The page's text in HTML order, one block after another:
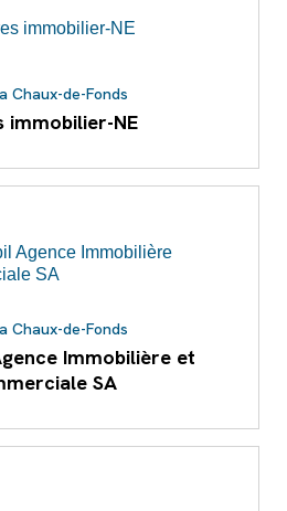
Chaux-de-Fonds
immobilier-NE
Chaux-de-Fonds
Immobilière et
SA